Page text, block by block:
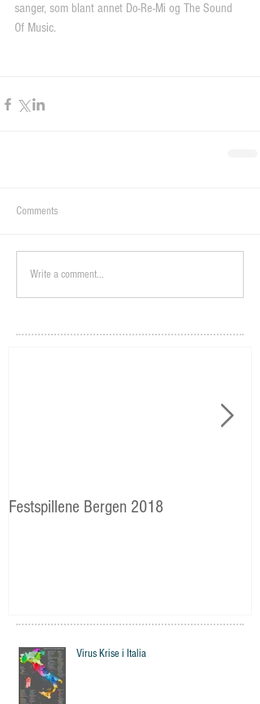
sanger, som blant annet Do-Re-Mi og The Sound
Of Music.
Comments
Write a comment...
Festspillene Bergen 2018
Virus Krise i Italia